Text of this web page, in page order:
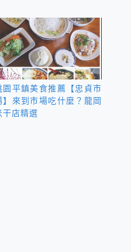
園平鎮美食推薦【忠貞市
】來到市場吃什麼？龍岡
干店精選